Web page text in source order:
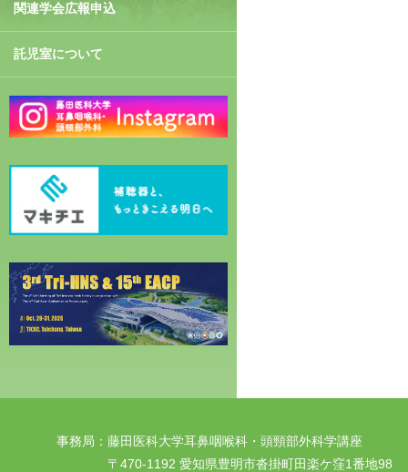
関連学会広報申込
託児室について
事務局：藤田医科大学耳鼻咽喉科・頭頸部外科学講座
〒470-1192 愛知県豊明市沓掛町田楽ケ窪1番地98